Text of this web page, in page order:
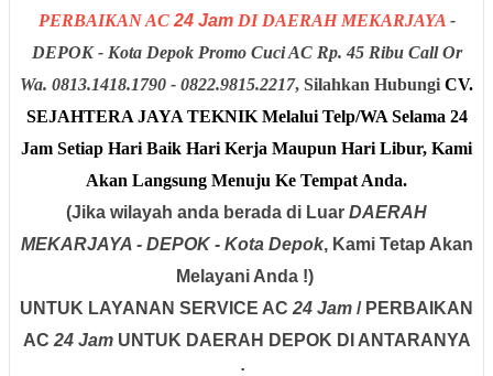
PERBAIKAN AC 24 JamDI DAERAH MEKARJAYA -
DEPOK - Kota Depok Promo Cuci AC Rp. 45 Ribu Call Or
Wa. 0813.1418.1790 - 0822.9815.2217, Silahkan Hubungi CV.
SEJAHTERA JAYA TEKNIKMelalui Telp/WA Selama 24
Jam Setiap Hari Baik Hari Kerja Maupun Hari Libur, Kami
Akan Langsung Menuju Ke Tempat Anda.
(Jika wilayah anda berada di Luar DAERAH
MEKARJAYA - DEPOK - Kota Depok, Kami Tetap Akan
Melayani Anda !)
UNTUK LAYANAN SERVICE AC 24 Jam / PERBAIKAN
AC 24 JamUNTUK DAERAH DEPOK DI ANTARANYA